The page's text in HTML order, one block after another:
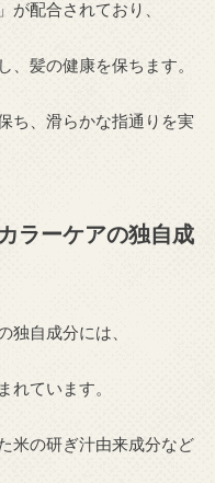
が配合されており、
、髪の健康を保ちます。
ち、滑らかな指通りを実
ラーケアの独自成
独自成分には、
れています。
米の研ぎ汁由来成分など